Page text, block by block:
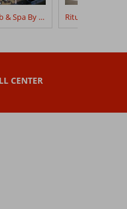
Nerja Club & Spa By Dorobe
CENTER